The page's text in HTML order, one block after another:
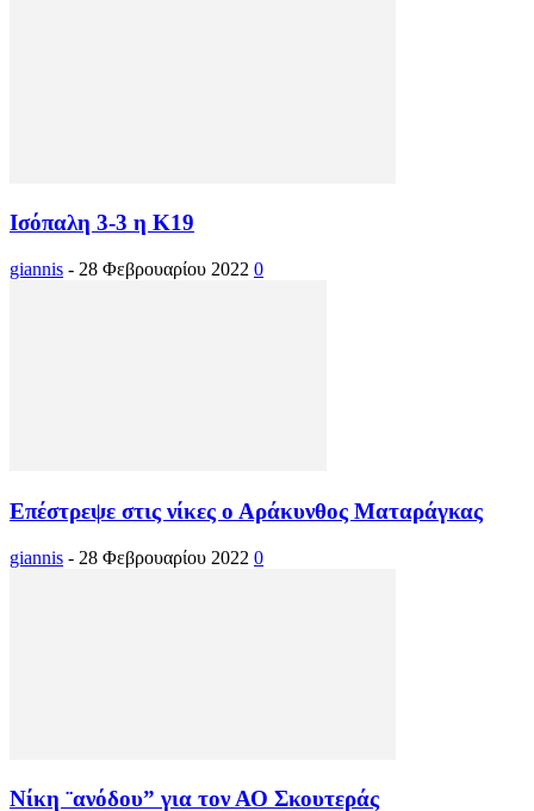
Ισόπαλη 3-3 η Κ19
giannis - 28 Φεβρουαρίου 2022 0
Επέστρεψε στις νίκες ο Αράκυνθος Ματαράγκας
giannis - 28 Φεβρουαρίου 2022 0
Νίκη ¨ανόδου” για τον ΑΟ Σκουτεράς